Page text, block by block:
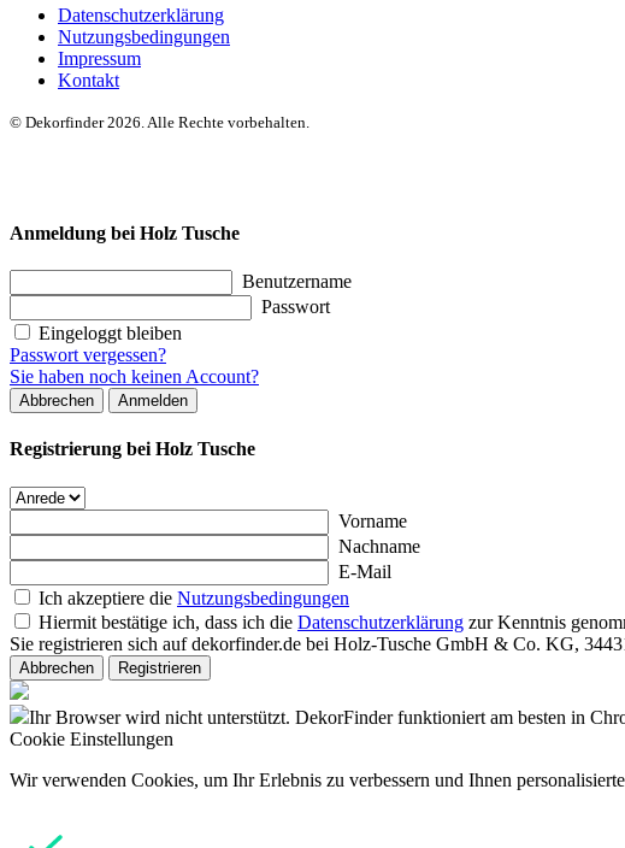
Datenschutzerklärung
Nutzungsbedingungen
Impressum
Kontakt
© Dekorfinder 2026. Alle Rechte vorbehalten.
Anmeldung bei Holz Tusche
Benutzername
Passwort
Eingeloggt bleiben
Passwort vergessen?
Sie haben noch keinen Account?
Abbrechen Anmelden
Registrierung bei Holz Tusche
Vorname
Nachname
E-Mail
Ich akzeptiere die Nutzungsbedingungen
Hiermit bestätige ich, dass ich die Datenschutzerklärung zur Kenntnis
Sie registrieren sich auf dekorfinder.de bei Holz-Tusche GmbH & Co. KG,
Abbrechen Registrieren
Ihr Browser wird nicht unterstützt. DekorFinder funktioniert am besten in
Cookie Einstellungen
Wir verwenden Cookies, um Ihr Erlebnis zu verbessern und Ihnen